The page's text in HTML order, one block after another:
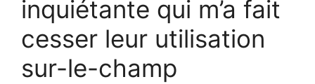
inquiétante qui m’a fait
cesser leur utilisation
sur-le-champ